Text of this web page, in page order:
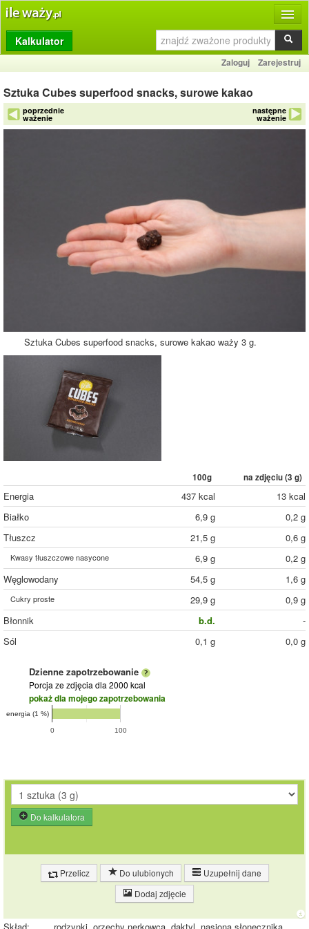
Produkty
Dziennik
Przelicznik
Porównywarka
Kalkulator
Zaloguj Zarejestruj
Sztuka Cubes superfood snacks, surowe kakao
poprzednie
ważenie
następne
ważenie
Sztuka Cubes superfood snacks, surowe kakao waży 3 g.
100g na zdjęciu (3 g)
Energia 437 kcal
13 kcal
Białko
6,9 g
0,2 g
Tłuszcz
21,5 g 0,6 g
Kwasy tłuszczowe nasycone 6,9 g
0,2 g
Węglowodany
54,5 g 1,6 g
Cukry proste 29,9 g
0,9 g
Błonnik
b.d.
-
Sól
0,1 g 0,0 g
Dzienne zapotrzebowanie
Porcja ze zdjęcia dla 2000 kcal
pokaż dla mojego zapotrzebowania
0 100
energia (1 %)
Do kalkulatora
Przelicz Do ulubionych
Uzupełnij dane
Dodaj zdjęcie
Skład:
rodzynki, orzechy nerkowca, daktyl, nasiona słonecznika,